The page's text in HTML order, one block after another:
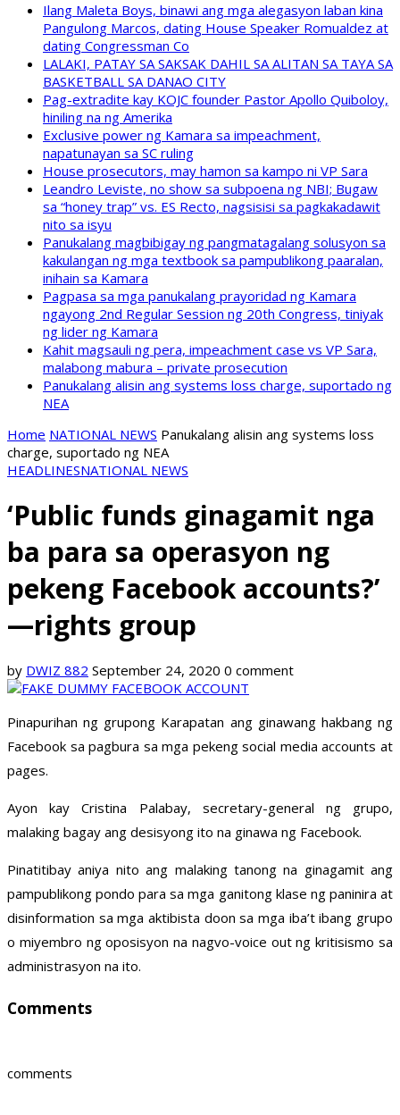
Ilang Maleta Boys, binawi ang mga alegasyon laban kina
Pangulong Marcos, dating House Speaker Romualdez at
dating Congressman Co
LALAKI, PATAY SA SAKSAK DAHIL SA ALITAN SA TAYA SA
BASKETBALL SA DANAO CITY
Pag-extradite kay KOJC founder Pastor Apollo Quiboloy,
hiniling na ng Amerika
Exclusive power ng Kamara sa impeachment,
napatunayan sa SC ruling
House prosecutors, may hamon sa kampo ni VP Sara
Leandro Leviste, no show sa subpoena ng NBI; Bugaw
sa “honey trap” vs. ES Recto, nagsisisi sa pagkakadawit
nito sa isyu
Panukalang magbibigay ng pangmatagalang solusyon sa
kakulangan ng mga textbook sa pampublikong paaralan,
inihain sa Kamara
Pagpasa sa mga panukalang prayoridad ng Kamara
ngayong 2nd Regular Session ng 20th Congress, tiniyak
ng lider ng Kamara
Kahit magsauli ng pera, impeachment case vs VP Sara,
malabong mabura – private prosecution
Panukalang alisin ang systems loss charge, suportado ng
NEA
Home NATIONAL NEWS Panukalang alisin ang systems loss
charge, suportado ng NEA
HEADLINESNATIONAL NEWS
‘Public funds ginagamit nga
ba para sa operasyon ng
pekeng Facebook accounts?’
—rights group
by DWIZ 882 September 24, 2020 0 comment
Pinapurihan ng grupong Karapatan ang ginawang hakbang ng
Facebook sa pagbura sa mga pekeng social media accounts at
pages.
Ayon kay Cristina Palabay, secretary-general ng grupo,
malaking bagay ang desisyong ito na ginawa ng Facebook.
Pinatitibay aniya nito ang malaking tanong na ginagamit ang
pampublikong pondo para sa mga ganitong klase ng paninira at
disinformation sa mga aktibista doon sa mga iba’t ibang grupo
o miyembro ng oposisyon na nagvo-voice out ng kritisismo sa
administrasyon na ito.
Comments
comments